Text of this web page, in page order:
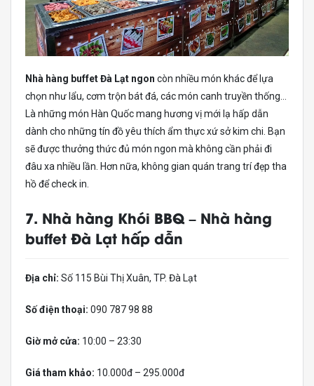
Nhà hàng buffet Đà Lạt ngon còn nhiều món khác để lựa
chọn như lẩu, cơm trộn bát đá, các món canh truyền thống…
Là những món Hàn Quốc mang hương vị mới lạ hấp dẫn
dành cho những tín đồ yêu thích ẩm thực xứ sở kim chi. Bạn
sẽ được thưởng thức đủ món ngon mà không cần phải đi
đâu xa nhiều lần. Hơn nữa, không gian quán trang trí đẹp tha
hồ để check in.
7. Nhà hàng Khói BBQ – Nhà hàng
buffet Đà Lạt hấp dẫn
Địa chỉ: Số 115 Bùi Thị Xuân, TP. Đà Lạt
Số điện thoại: 090 787 98 88
Giờ mở cửa: 10:00 – 23:30
Giá tham khảo: 10.000đ – 295.000đ